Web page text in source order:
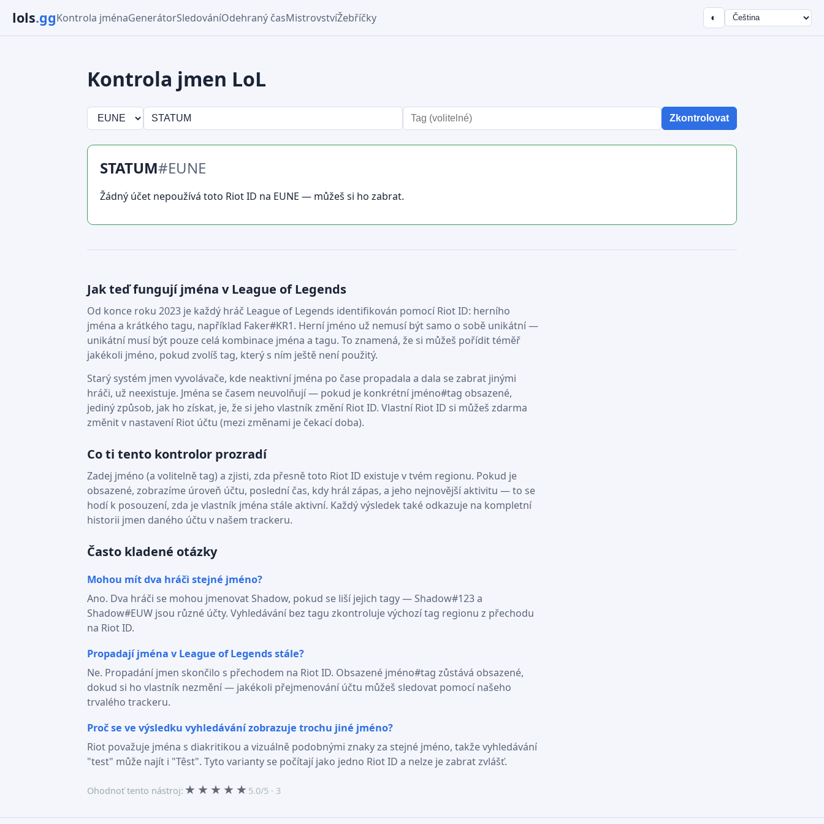
lols.ggKontrola jménaGenerátorSledováníOdehraný časMistrovstvíŽebříčky ◐
Kontrola jmen LoL
Zkontrolovat
STATUM#EUNE
Žádný účet nepoužívá toto Riot ID na EUNE — můžeš si ho zabrat.
Jak teď fungují jména v League of Legends
Od konce roku 2023 je každý hráč League of Legends identifikován pomocí Riot ID: herního
jména a krátkého tagu, například Faker#KR1. Herní jméno už nemusí být samo o sobě unikátní —
unikátní musí být pouze celá kombinace jména a tagu. To znamená, že si můžeš pořídit téměř
jakékoli jméno, pokud zvolíš tag, který s ním ještě není použitý.
Starý systém jmen vyvolávače, kde neaktivní jména po čase propadala a dala se zabrat jinými
hráči, už neexistuje. Jména se časem neuvolňují — pokud je konkrétní jméno#tag obsazené,
jediný způsob, jak ho získat, je, že si jeho vlastník změní Riot ID. Vlastní Riot ID si můžeš zdarma
změnit v nastavení Riot účtu (mezi změnami je čekací doba).
Co ti tento kontrolor prozradí
Zadej jméno (a volitelně tag) a zjisti, zda přesně toto Riot ID existuje v tvém regionu. Pokud je
obsazené, zobrazíme úroveň účtu, poslední čas, kdy hrál zápas, a jeho nejnovější aktivitu — to se
hodí k posouzení, zda je vlastník jména stále aktivní. Každý výsledek také odkazuje na kompletní
historii jmen daného účtu v našem trackeru.
Často kladené otázky
Mohou mít dva hráči stejné jméno?
Ano. Dva hráči se mohou jmenovat Shadow, pokud se liší jejich tagy — Shadow#123 a
Shadow#EUW jsou různé účty. Vyhledávání bez tagu zkontroluje výchozí tag regionu z přechodu
na Riot ID.
Propadají jména v League of Legends stále?
Ne. Propadání jmen skončilo s přechodem na Riot ID. Obsazené jméno#tag zůstává obsazené,
dokud si ho vlastník nezmění — jakékoli přejmenování účtu můžeš sledovat pomocí našeho
trvalého trackeru.
Proč se ve výsledku vyhledávání zobrazuje trochu jiné jméno?
Riot považuje jména s diakritikou a vizuálně podobnými znaky za stejné jméno, takže vyhledávání
"test" může najít i "Têst". Tyto varianty se počítají jako jedno Riot ID a nelze je zabrat zvlášť.
Ohodnoť tento nástroj: ★ ★ ★ ★ ★ 5.0/5 · 3